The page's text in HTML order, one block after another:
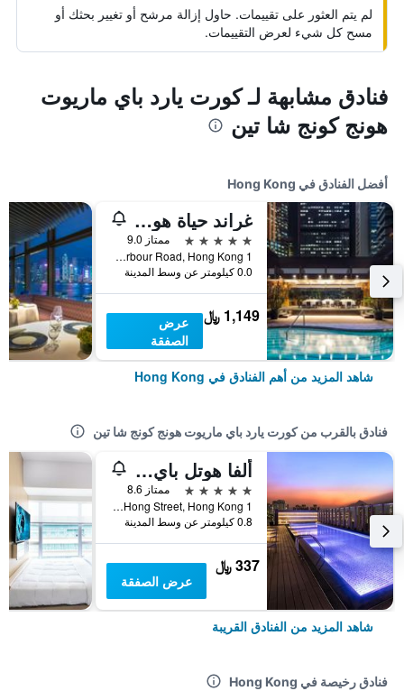
لم يتم العثور على تقييمات. حاول إزالة مرشح أو تغيير بحثك أو
مسح كل شيء لعرض التقييمات.
فنادق مشابهة لـ كورت يارد باي ماريوت
هونج كونج شا تين
أفضل الفنادق في Hong Kong
غراند حياة هونغ كونغ
5 نجوم
ممتاز 9.0
1 Harbour Road, Hong Kong, هونغ كونغ
0.0 كيلومتر عن وسط المدينة
1,149 ﷼
عرض
الصفقة
شاهد المزيد من أهم الفنادق في Hong Kong
فنادق بالقرب من كورت يارد باي ماريوت هونج كونج شا تين
ألفا هوتل باي رويال
5 نجوم
ممتاز 8.6
1 Yuen Hong Street, Hong Kong, هونغ كونغ
0.8 كيلومتر عن وسط المدينة
337 ﷼
عرض الصفقة
شاهد المزيد من الفنادق القريبة
فنادق رخيصة في Hong Kong